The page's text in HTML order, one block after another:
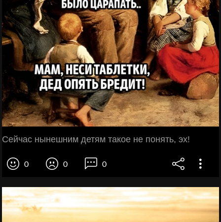
Сейчас нынешним детям такое не понять, эх!
0 0 0